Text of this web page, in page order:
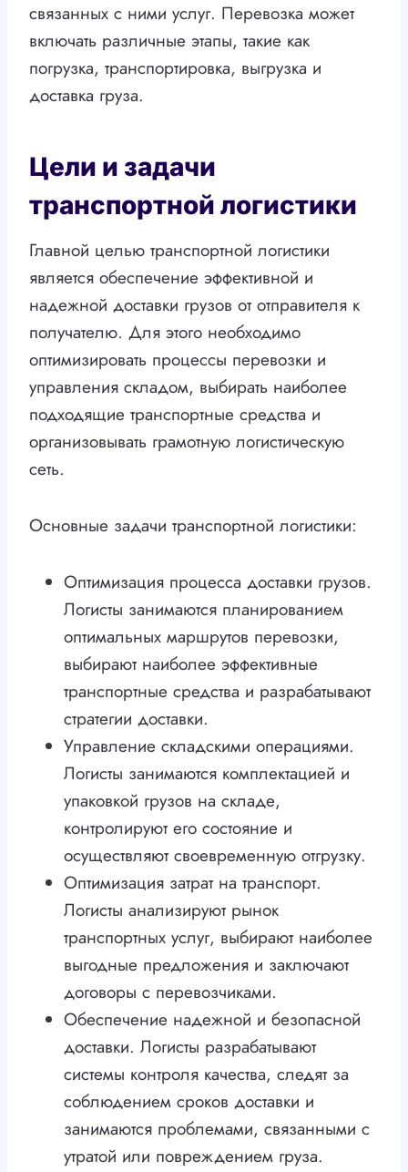
связанных с ними услуг. Перевозка может
включать различные этапы, такие как
погрузка, транспортировка, выгрузка и
доставка груза.
Цели и задачи
транспортной логистики
Главной целью транспортной логистики
является обеспечение эффективной и
надежной доставки грузов от отправителя к
получателю. Для этого необходимо
оптимизировать процессы перевозки и
управления складом, выбирать наиболее
подходящие транспортные средства и
организовывать грамотную логистическую
сеть.
Основные задачи транспортной логистики:
Оптимизация процесса доставки грузов.
Логисты занимаются планированием
оптимальных маршрутов перевозки,
выбирают наиболее эффективные
транспортные средства и разрабатывают
стратегии доставки.
Управление складскими операциями.
Логисты занимаются комплектацией и
упаковкой грузов на складе,
контролируют его состояние и
осуществляют своевременную отгрузку.
Оптимизация затрат на транспорт.
Логисты анализируют рынок
транспортных услуг, выбирают наиболее
выгодные предложения и заключают
договоры с перевозчиками.
Обеспечение надежной и безопасной
доставки. Логисты разрабатывают
системы контроля качества, следят за
соблюдением сроков доставки и
занимаются проблемами, связанными с
утратой или повреждением груза.